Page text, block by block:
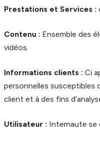
Prestations et Services :
Contenu : Ensemble des
vidéos.
Informations clients : Ci
personnelles susceptibles
client et à des fins
Utilisateur : Internaute se